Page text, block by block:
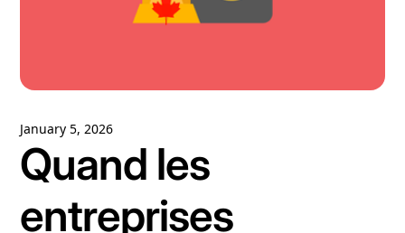
January 5, 2026
Quand les
entreprises